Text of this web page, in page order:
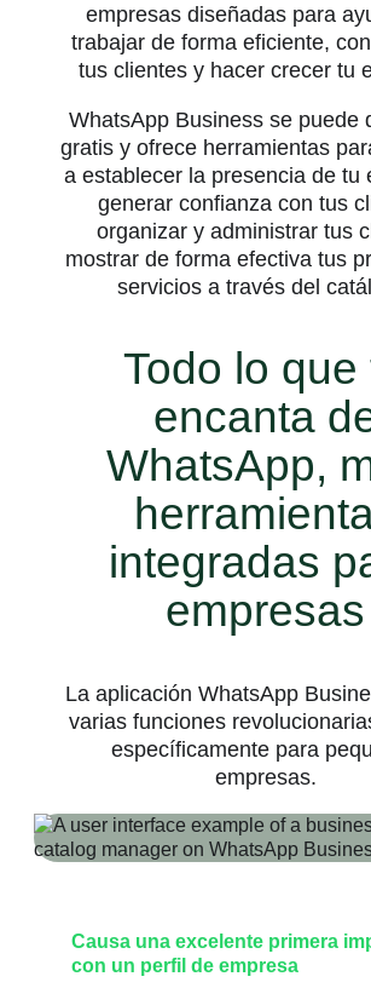
empresas diseñadas para
trabajar de forma eficiente,
tus clientes y hacer crecer tu
WhatsApp Business se puede
gratis y ofrece herramientas
a establecer la presencia de tu
generar confianza con tus
organizar y administrar tus
mostrar de forma efectiva tus
servicios a través del
Todo lo que
encanta
WhatsApp,
integradas
empresas
La aplicación WhatsApp
varias funciones
específicamente para
empresas.
Causa una excelente primera
con un perfil de empresa